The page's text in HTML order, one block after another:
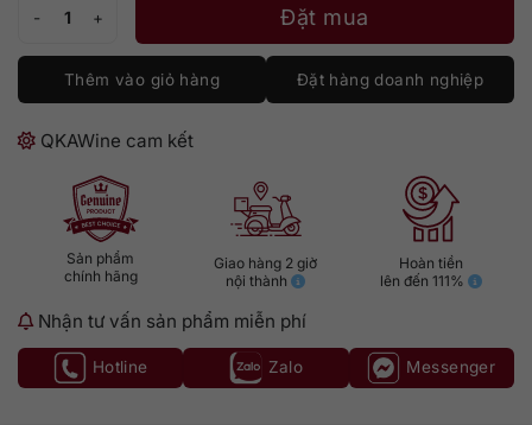
Đặt mua
Thêm vào giỏ hàng Đặt hàng doanh nghiệp
QKAWine cam kết
Sản phẩm
chính hãng
Giao hàng 2 giờ
nội thành
Hoàn tiền
lên đến 111%
Nhận tư vấn sản phẩm miễn phí
Hotline Zalo Messenger